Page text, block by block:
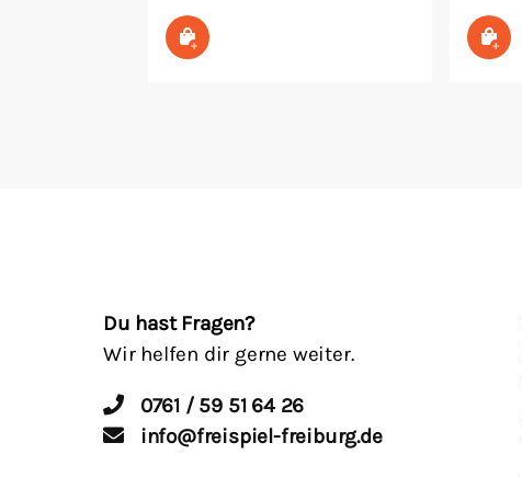
In den Warenkorb
Du hast Fragen?
Wir helfen dir gerne weiter.
0761 / 59 51 64 26
info@freispiel-freiburg.de